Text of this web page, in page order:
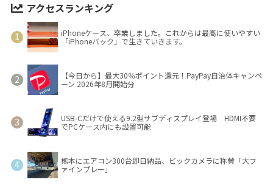
アクセスランキング
iPhoneケース、卒業しました。これからは最高に使いやすい
「iPhoneバック」で生きていきます。
【今日から】最大30％ポイント還元！PayPay自治体キャンペ
ーン 2026年8月開始分
USB-Cだけで使える9.2型サブディスプレイ登場 HDMI不要
でPCケース内にも設置可能
熊本にエアコン300台即日納品、ビックカメラに称賛「大フ
ァインプレー」